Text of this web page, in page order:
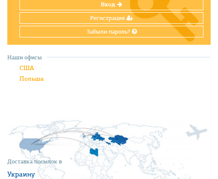
Вход
Регистрация
Забыли пароль?
Доставка посылок в
Украину
Наши офисы
США
Польша